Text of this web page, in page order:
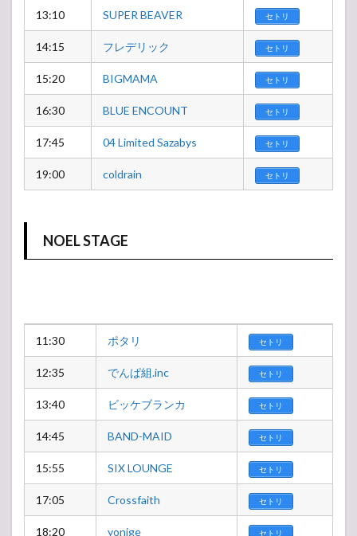
13:10 SUPER BEAVER セトリ
14:15 フレデリック セトリ
15:20 BIGMAMA セトリ
16:30 BLUE ENCOUNT セトリ
17:45 04 Limited Sazabys セトリ
19:00 coldrain セトリ
NOEL STAGE
11:30 ポタリ セトリ
12:35 でんぱ組.inc セトリ
13:40 ビッケブランカ セトリ
14:45 BAND-MAID セトリ
15:55 SIX LOUNGE セトリ
17:05 Crossfaith セトリ
18:20 yonige セトリ